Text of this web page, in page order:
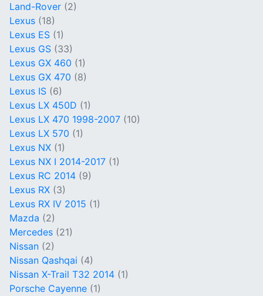
Land-Rover (2)
Lexus (18)
Lexus ES (1)
Lexus GS (33)
Lexus GX 460 (1)
Lexus GX 470 (8)
Lexus IS (6)
Lexus LX 450D (1)
Lexus LX 470 1998-2007 (10)
Lexus LX 570 (1)
Lexus NX (1)
Lexus NX I 2014-2017 (1)
Lexus RC 2014 (9)
Lexus RX (3)
Lexus RX IV 2015 (1)
Mazda (2)
Mercedes (21)
Nissan (2)
Nissan Qashqai (4)
Nissan X-Trail T32 2014 (1)
Porsche Cayenne (1)